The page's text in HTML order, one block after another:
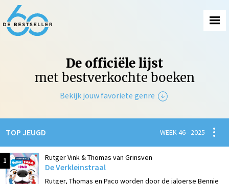
De officiële lijst
met bestverkochte boeken
Bekijk jouw favoriete genre
Fictie
TOP JEUGD WEEK 46 - 2025
1 Rutger Vink & Thomas van Grinsven
De Verkleinstraal
Rutger, Thomas en Paco worden door de jaloerse Bennie